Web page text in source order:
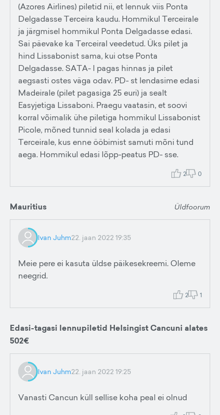
(Azores Airlines) piletid nii, et lennuk viis Ponta
Delgadasse Terceira kaudu. Hommikul Terceirale
ja järgmisel hommikul Ponta Delgadasse edasi.
Sai päevake ka Terceiral veedetud. Üks pilet ja
hind Lissabonist sama, kui otse Ponta
Delgadasse. SATA- l pagas hinnas ja pilet
aegsasti ostes väga odav. PD- st lendasime edasi
Madeirale (pilet pagasiga 25 euri) ja sealt
Easyjetiga Lissaboni. Praegu vaatasin, et soovi
korral võimalik ühe piletiga hommikul Lissabonist
Picole, mõned tunnid seal kolada ja edasi
Terceirale, kus enne ööbimist samuti mõni tund
aega. Hommikul edasi lõpp-peatus PD- sse.
2 0
Mauritius Üldfoorum
Ivan Juhm22. jaan 2022 19:35
Meie pere ei kasuta üldse päikesekreemi. Oleme
neegrid.
2 1
Edasi-tagasi lennupiletid Helsingist Cancuni alates
502€
Ivan Juhm22. jaan 2022 19:25
Vanasti Cancun küll sellise koha peal ei olnud